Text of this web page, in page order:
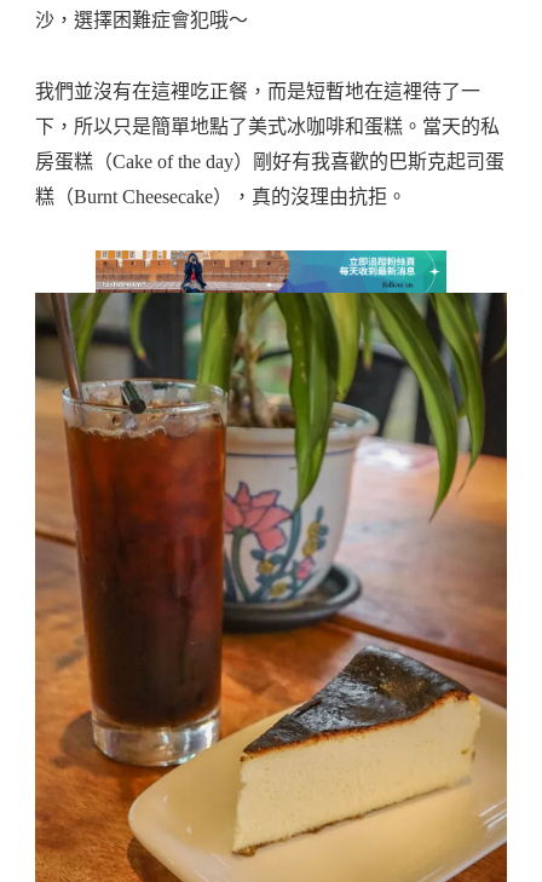
沙，選擇困難症會犯哦～
我們並沒有在這裡吃正餐，而是短暫地在這裡待了一
下，所以只是簡單地點了美式冰咖啡和蛋糕。當天的私
房蛋糕（Cake of the day）剛好有我喜歡的巴斯克起司蛋
糕（Burnt Cheesecake），真的沒理由抗拒。